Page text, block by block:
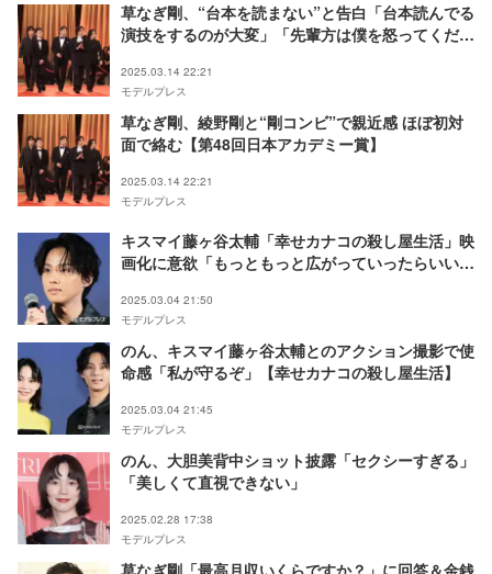
草なぎ剛、“台本を読まない”と告白「台本読んでる
演技をするのが大変」「先輩方は僕を怒ってくださ
2025.03.14 22:21
モデルプレス
草なぎ剛、綾野剛と“剛コンビ”で親近感 ほぼ初対
面で絡む【第48回日本アカデミー賞】
2025.03.14 22:21
モデルプレス
キスマイ藤ヶ谷太輔「幸せカナコの殺し屋生活」映
画化に意欲「もっともっと広がっていったらいい
2025.03.04 21:50
モデルプレス
のん、キスマイ藤ヶ谷太輔とのアクション撮影で使
命感「私が守るぞ」【幸せカナコの殺し屋生活】
2025.03.04 21:45
モデルプレス
のん、大胆美背中ショット披露「セクシーすぎる」
「美しくて直視できない」
2025.02.28 17:38
モデルプレス